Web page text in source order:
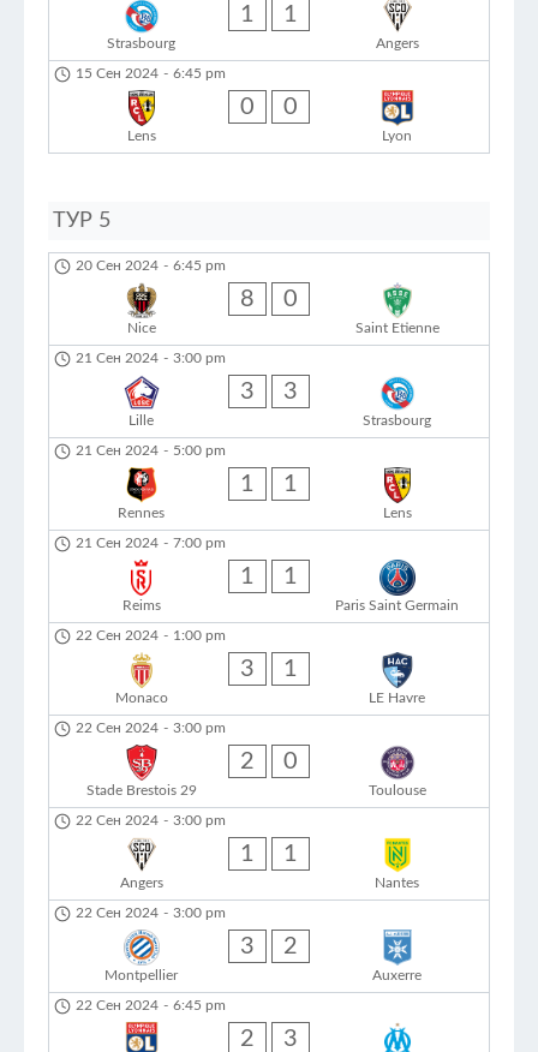
Strasbourg
1 1
Angers
15 Сен 2024 - 6:45 pm
Lens
0 0
Lyon
ТУР 5
20 Сен 2024 - 6:45 pm
Nice
8 0
Saint Etienne
21 Сен 2024 - 3:00 pm
Lille
3 3
Strasbourg
21 Сен 2024 - 5:00 pm
Rennes
1 1
Lens
21 Сен 2024 - 7:00 pm
Reims
1 1
Paris Saint Germain
22 Сен 2024 - 1:00 pm
Monaco
3 1
LE Havre
22 Сен 2024 - 3:00 pm
Stade Brestois 29
2 0
Toulouse
22 Сен 2024 - 3:00 pm
Angers
1 1
Nantes
22 Сен 2024 - 3:00 pm
Montpellier
3 2
Auxerre
22 Сен 2024 - 6:45 pm
2 3